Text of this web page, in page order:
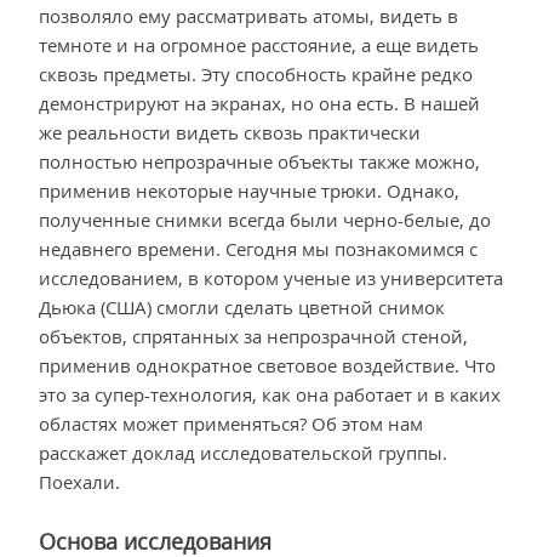
позволяло ему рассматривать атомы, видеть в
темноте и на огромное расстояние, а еще видеть
сквозь предметы. Эту способность крайне редко
демонстрируют на экранах, но она есть. В нашей
же реальности видеть сквозь практически
полностью непрозрачные объекты также можно,
применив некоторые научные трюки. Однако,
полученные снимки всегда были черно-белые, до
недавнего времени. Сегодня мы познакомимся с
исследованием, в котором ученые из университета
Дьюка (США) смогли сделать цветной снимок
объектов, спрятанных за непрозрачной стеной,
применив однократное световое воздействие. Что
это за супер-технология, как она работает и в каких
областях может применяться? Об этом нам
расскажет доклад исследовательской группы.
Поехали.
Основа исследования